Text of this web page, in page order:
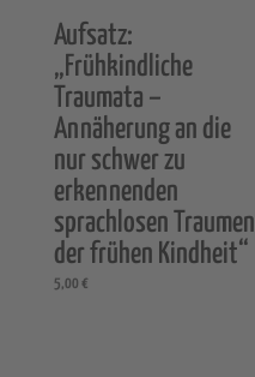
Aufsatz:
„Frühkindliche
Traumata –
Annäherung an die
nur schwer zu
erkennenden
sprachlosen Traumen
der frühen Kindheit“
5,00 €